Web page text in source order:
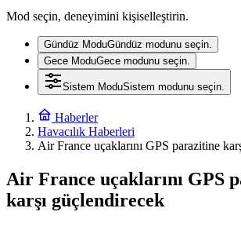
Mod seçin, deneyimini kişiselleştirin.
Gündüz ModuGündüz modunu seçin.
Gece ModuGece modunu seçin.
Sistem ModuSistem modunu seçin.
Haberler
Havacılık Haberleri
Air France uçaklarını GPS parazitine
Air France uçaklarını GPS
karşı güçlendirecek